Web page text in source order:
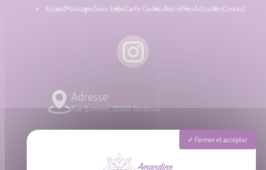
AccueilMassagesSoins bébéCarte CadeauNos offresActualitésContact
Adresse
Rue Barreyre, 33300 Bordeaux
Fermer et accepter